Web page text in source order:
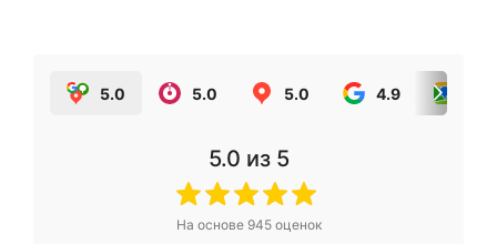
5.0 5.0 5.0 4.9
5.0 из 5
На основе 945оценок